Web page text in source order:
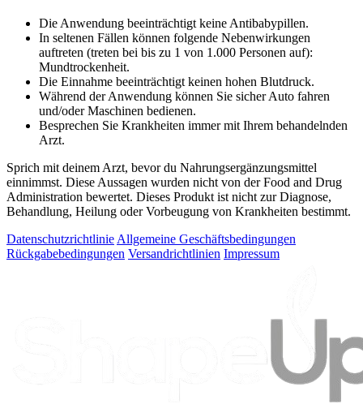
Die Anwendung beeinträchtigt keine Antibabypillen.
In seltenen Fällen können folgende Nebenwirkungen
auftreten (treten bei bis zu 1 von 1.000 Personen auf):
Mundtrockenheit.
Die Einnahme beeinträchtigt keinen hohen Blutdruck.
Während der Anwendung können Sie sicher Auto fahren
und/oder Maschinen bedienen.
Besprechen Sie Krankheiten immer mit Ihrem behandelnden
Arzt.
Sprich mit deinem Arzt, bevor du Nahrungsergänzungsmittel
einnimmst. Diese Aussagen wurden nicht von der Food and Drug
Administration bewertet. Dieses Produkt ist nicht zur Diagnose,
Behandlung, Heilung oder Vorbeugung von Krankheiten bestimmt.
Datenschutzrichtlinie Allgemeine Geschäftsbedingungen
Rückgabebedingungen Versandrichtlinien Impressum